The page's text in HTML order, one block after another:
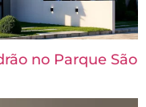
no Parque São